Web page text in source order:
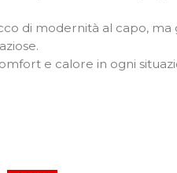
di modernità al capo, ma
e calore in ogni